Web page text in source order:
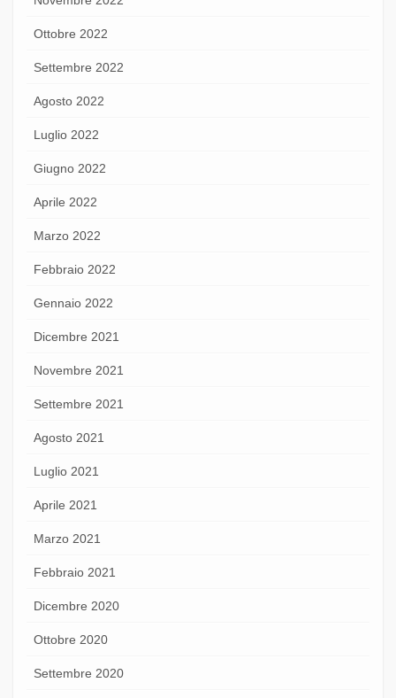
Ottobre 2022
Settembre 2022
Agosto 2022
Luglio 2022
Giugno 2022
Aprile 2022
Marzo 2022
Febbraio 2022
Gennaio 2022
Dicembre 2021
Novembre 2021
Settembre 2021
Agosto 2021
Luglio 2021
Aprile 2021
Marzo 2021
Febbraio 2021
Dicembre 2020
Ottobre 2020
Settembre 2020